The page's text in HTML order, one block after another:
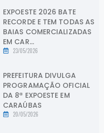
EXPOESTE 2026 BATE
RECORDE E TEM TODAS AS
BAIAS COMERCIALIZADAS
EM CAR...
23/05/2026
PREFEITURA DIVULGA
PROGRAMAÇÃO OFICIAL
DA 8ª EXPOESTE EM
CARAÚBAS
20/05/2026